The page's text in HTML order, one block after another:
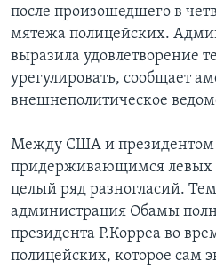
после произошедшего в
мятежа полицейских.
выразила удовлетворение
урегулировать, сообщает
внешнеполитическое
Между США и президентом
придерживающимся левых
целый ряд разногласий.
администрация Обамы
президента Р.Корреа во
полицейских, которое сам